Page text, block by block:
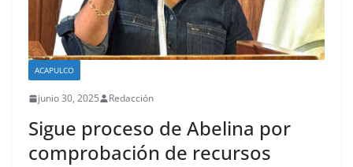
ACAPULCO
junio 30, 2025 Redacción
Sigue proceso de Abelina por
comprobación de recursos